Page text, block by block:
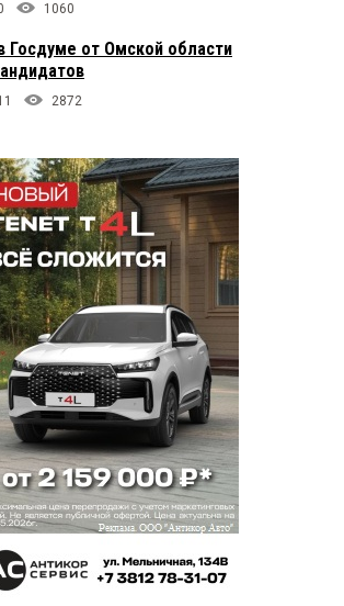
1060
Госдуме от Омской области
2872